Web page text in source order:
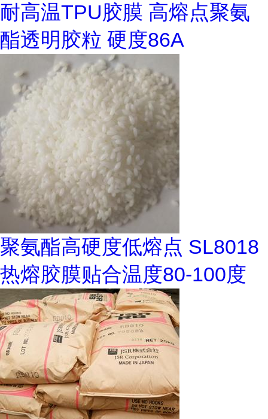
耐高温TPU胶膜 高熔点聚氨
酯透明胶粒 硬度86A
聚氨酯高硬度低熔点 SL8018
热熔胶膜贴合温度80-100度